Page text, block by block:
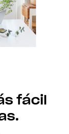
fácil